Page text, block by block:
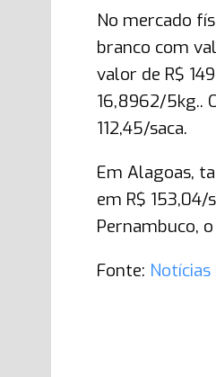
No mercado
branco com
valor de R$
16,8962/5kg..
112,45/saca.
Em Alagoas,
em R$ 153,04/
Pernambuco,
Fonte: